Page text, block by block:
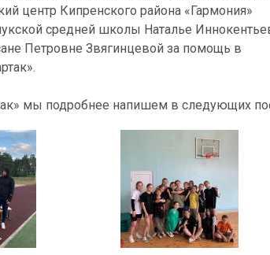
центр Кипренского района «Гармония»
средней школы Наталье
Петровне Звягинцевой за помощь в
мы подробнее напишем в следующих